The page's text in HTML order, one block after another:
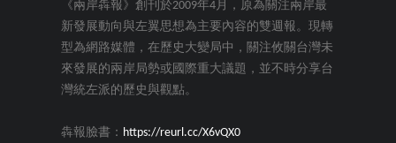
《兩岸犇報》創刊於2009年4月，原為關注兩岸最
新發展動向與左翼思想為主要內容的雙週報。現轉
型為網路媒體，在歷史大變局中，關注攸關台灣未
來發展的兩岸局勢或國際重大議題，並不時分享台
灣統左派的歷史與觀點。
犇報臉書： https://reurl.cc/X6vQX0